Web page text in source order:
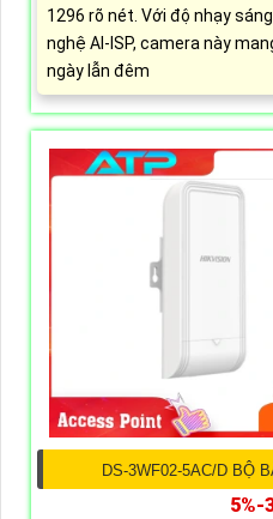
1296 rõ nét. Với độ nhạy
nghệ AI-ISP, camera này
ngày lẫn đêm
DS-3WF02-5AC/D BỘ
5%-